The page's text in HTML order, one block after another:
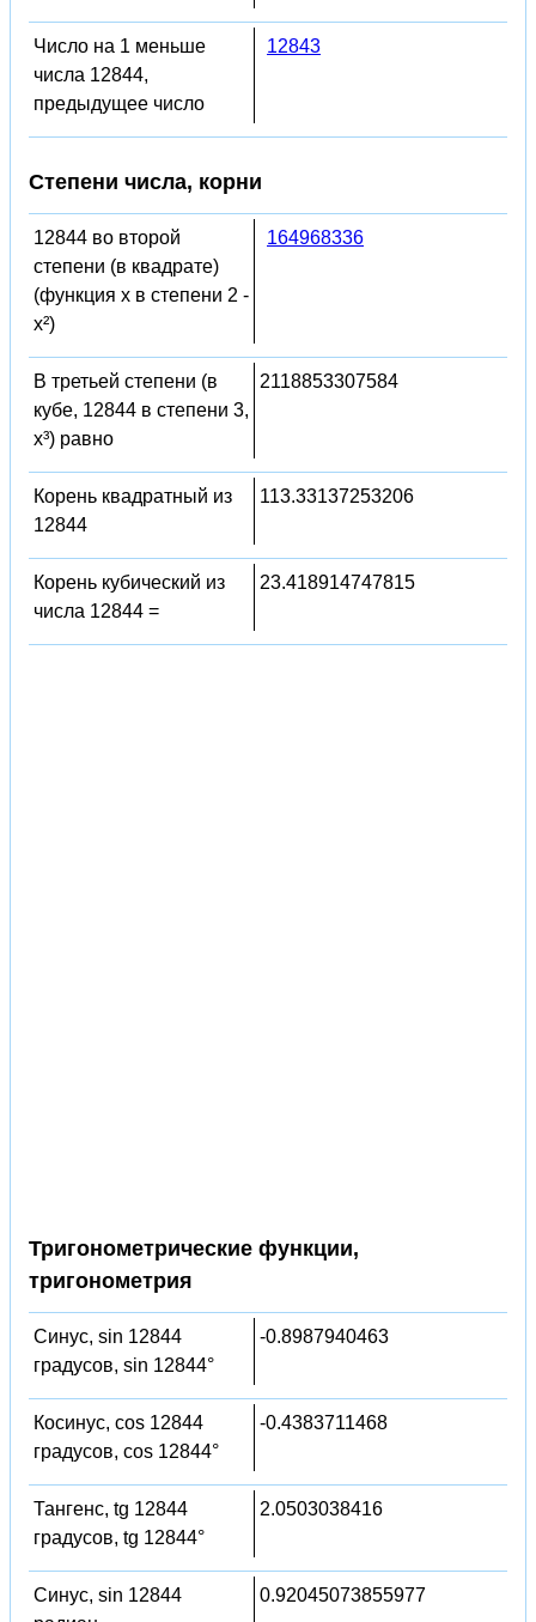
Число на 1 меньше
числа 12844,
предыдущее число
12843
Степени числа, корни
12844 во второй
степени (в квадрате)
(функция x в степени 2 -
x²)
164968336
В третьей степени (в
кубе, 12844 в степени 3,
x³) равно
2118853307584
Корень квадратный из
12844
113.33137253206
Корень кубический из
числа 12844 =
23.418914747815
Тригонометрические функции,
тригонометрия
Синус, sin 12844
градусов, sin 12844°
-0.8987940463
Косинус, cos 12844
градусов, cos 12844°
-0.4383711468
Тангенс, tg 12844
градусов, tg 12844°
2.0503038416
Синус, sin 12844
0.92045073855977